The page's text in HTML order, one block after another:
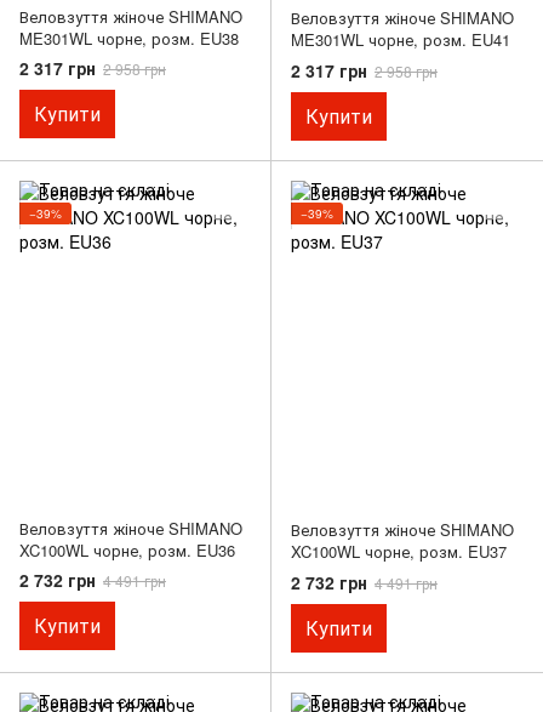
Веловзуття жіноче SHIMANO
ME301WL чорне, розм. EU38
2 317 грн 2 958 грн
Купити
Веловзуття жіноче SHIMANO
ME301WL чорне, розм. EU41
2 317 грн 2 958 грн
Купити
−39%
Веловзуття жіноче SHIMANO
XC100WL чорне, розм. EU36
2 732 грн 4 491 грн
Купити
−39%
Веловзуття жіноче SHIMANO
XC100WL чорне, розм. EU37
2 732 грн 4 491 грн
Купити